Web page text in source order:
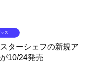
ターシェフの新規ア
10/24発売
ッズ